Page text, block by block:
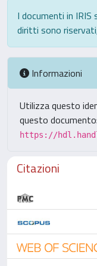
I documenti in
diritti sono
Informazioni
Utilizza questo
questo documento:
https://
Citazioni